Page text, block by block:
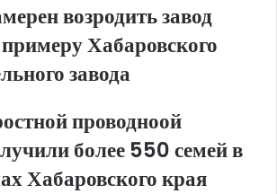
возродить завод
Хабаровского
завода
проводноой
более 550 семей в
Хабаровского края